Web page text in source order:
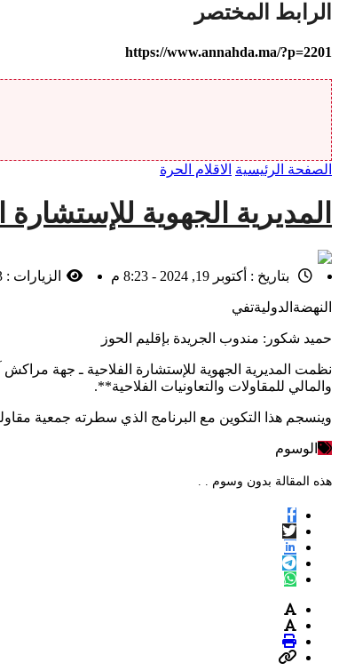
الرابط المختصر
https://www.annahda.ma/?p=2201
الصفحة الرئيسية الاقلام الحرة
المديرية الجهوية للإستشارة
بتاريخ : أكتوبر 19, 2024 - 8:23 م الزيارات :
النهضةالدوليةتفي
حميد شكور: مندوب الجريدة بإقليم الحوز
والمالي للمقاولات والتعاونيات الفلاحية**.
وينسجم هذا التكوين مع البرنامج الذي سطرته جمعية
الوسوم
هذه المقالة بدون وسوم . .